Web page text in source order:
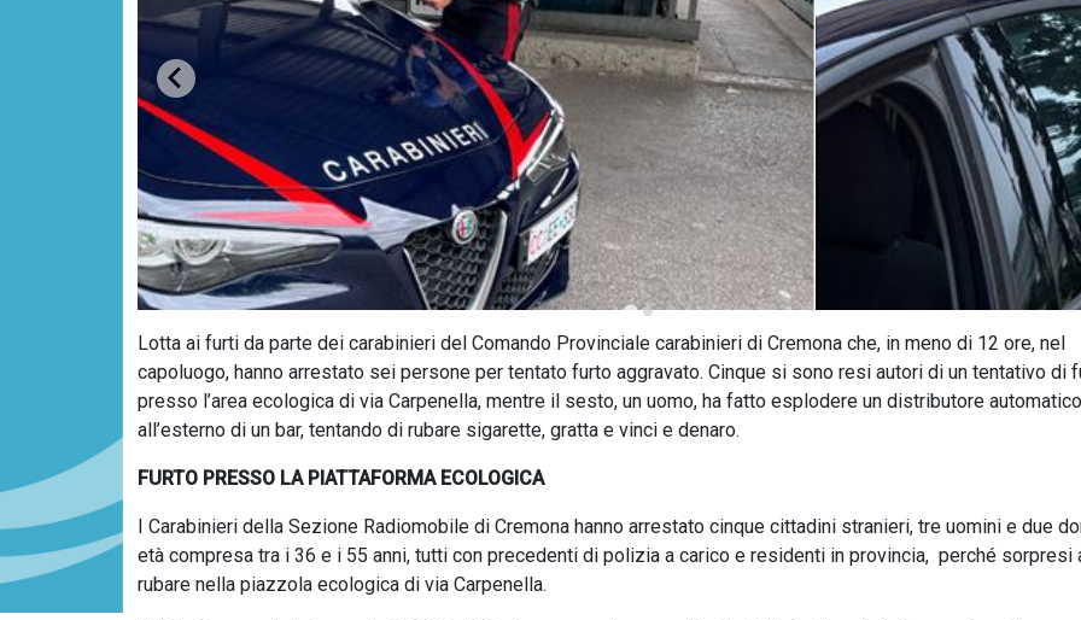
Lotta ai furti da parte dei carabinieri del Comando Provinciale carabinieri di Cremona che, in meno di 12 ore, nel
capoluogo, hanno arrestato sei persone per tentato furto aggravato. Cinque si sono resi autori di un tentativo di
presso l’area ecologica di via Carpenella, mentre il sesto, un uomo, ha fatto esplodere un distributore
all’esterno di un bar, tentando di rubare sigarette, gratta e vinci e denaro.
FURTO PRESSO LA PIATTAFORMA ECOLOGICA
I Carabinieri della Sezione Radiomobile di Cremona hanno arrestato cinque cittadini stranieri, tre uomini e due
età compresa tra i 36 e i 55 anni, tutti con precedenti di polizia a carico e residenti in provincia, perché sorpresi
rubare nella piazzola ecologica di via Carpenella.